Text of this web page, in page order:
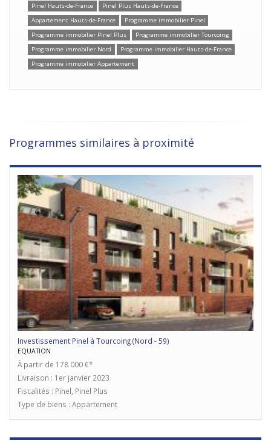
Pinel Hauts-de-France
Pinel Plus Hauts-de-France
Appartement Hauts-de-France
Programme immobilier Pinel
Programme immobilier Pinel Plus
Programme immobilier Tourcoing
Programme immobilier Nord
Programme immobilier Hauts-de-France
Programme immobilier Appartement
Programmes similaires à proximité
Investissement Pinel à Tourcoing (Nord - 59)
EQUATION
À partir de 178 000 €*
Livraison : 1er janvier 2023
Fiscalités : Pinel, Pinel Plus
Type de biens : Appartement